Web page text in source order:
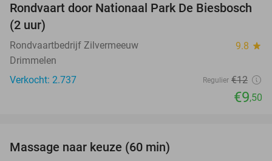
21%
Rondvaart door Nationaal Park De Biesbosch
(2 uur)
Rondvaartbedrijf Zilvermeeuw 9.8 star
Drimmelen
Verkocht: 2.737
Regulier €12
€9,50
Massage naar keuze (60 min)